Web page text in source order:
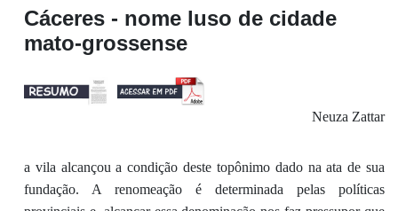
Cáceres - nome luso de cidade
mato-grossense
Neuza Zattar
a vila alcançou a condição deste topônimo dado na ata de sua
fundação. A renomeação é determinada pelas políticas